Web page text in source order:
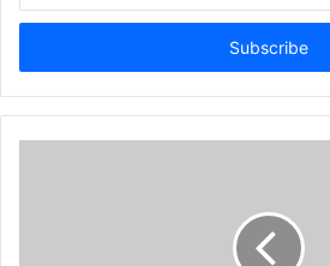
t
r
y